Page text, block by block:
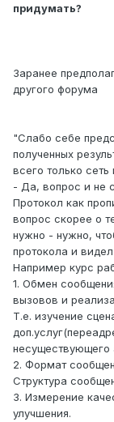
придумать?
Заранее
другого форума
"Слабо себе
полученных
всего только
- Да, вопрос и не
Протокол как
вопрос скорее о
нужно - нужно,
протокола и
Например курс
1. Обмен
вызовов и
Т.е. изучение
несуществующего
2. Формат
Структура
3. Измерение
улучшения.